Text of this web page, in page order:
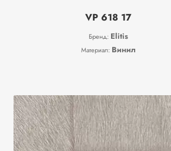
VP 618 17
Бренд: Elitis
Материал: Винил